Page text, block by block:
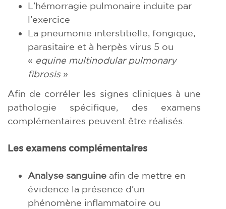
L’hémorragie pulmonaire induite par
l’exercice
La pneumonie interstitielle, fongique,
parasitaire et à herpès virus 5 ou
« equine multinodular pulmonary
fibrosis»
Afin de corréler les signes cliniques à une
pathologie spécifique, des examens
complémentaires peuvent être réalisés.
Les examens complémentaires
Analyse sanguine afin de mettre en
évidence la présence d’un
phénomène inflammatoire ou